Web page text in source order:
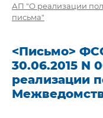
АП "О реализации
письма"
<Письмо>
30.06.2015 N
реализации